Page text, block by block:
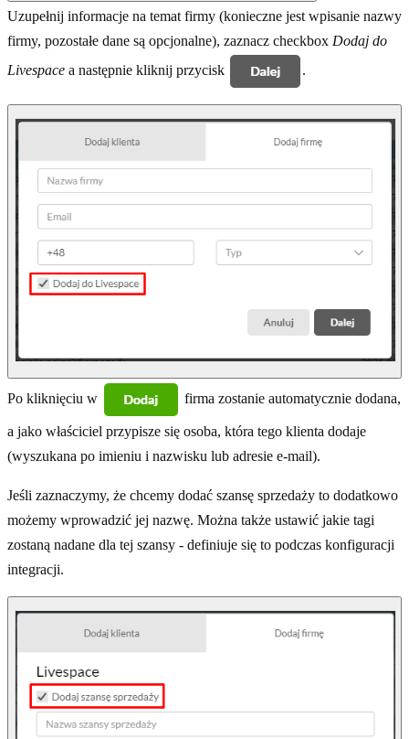
Uzupełnij informacje na temat firmy (konieczne jest wpisanie nazwy
firmy, pozostałe dane są opcjonalne), zaznacz checkbox Dodaj do
Livespace a następnie kliknij przycisk .
Po kliknięciu w firma zostanie automatycznie dodana,
a jako właściciel przypisze się osoba, która tego klienta dodaje
(wyszukana po imieniu i nazwisku lub adresie e-mail).
Jeśli zaznaczymy, że chcemy dodać szansę sprzedaży to dodatkowo
możemy wprowadzić jej nazwę. Można także ustawić jakie tagi
zostaną nadane dla tej szansy - definiuje się to podczas konfiguracji
integracji.